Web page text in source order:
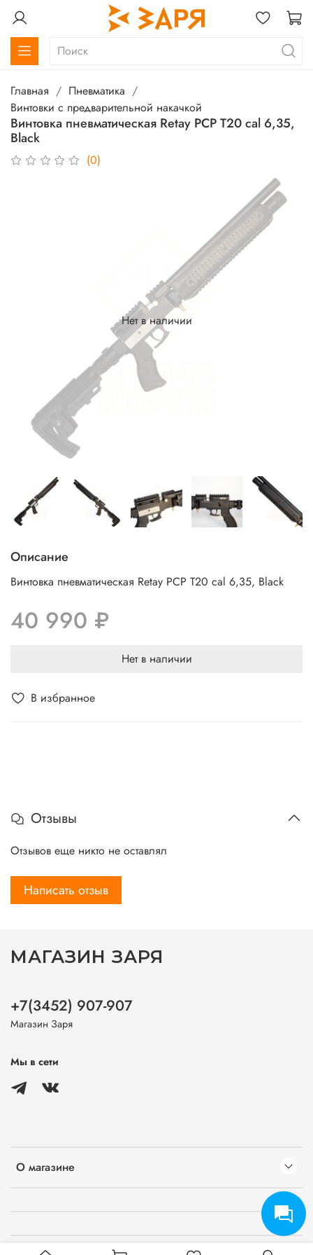
Главная
Пневматика
Винтовки с предварительной накачкой
Винтовка пневматическая Retay PCP T20 cal 6,35,
Black
(0)
В избранное
Нет в наличии
Описание
Винтовка пневматическая Retay PCP T20 cal 6,35, Black
40 990 ₽
Нет в наличии
Отзывы
Отзывов еще никто не оставлял
Написать отзыв
О магазине
МАГАЗИН ЗАРЯ
+7(3452) 907-907
Магазин Заря
Мы в сети